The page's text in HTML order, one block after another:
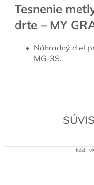
Kód:
Tesnenie
drte – MY
Náhradný diel
MG-3S.